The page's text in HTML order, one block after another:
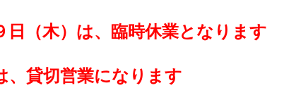
日（木）は、臨時休業となります
、貸切営業になります